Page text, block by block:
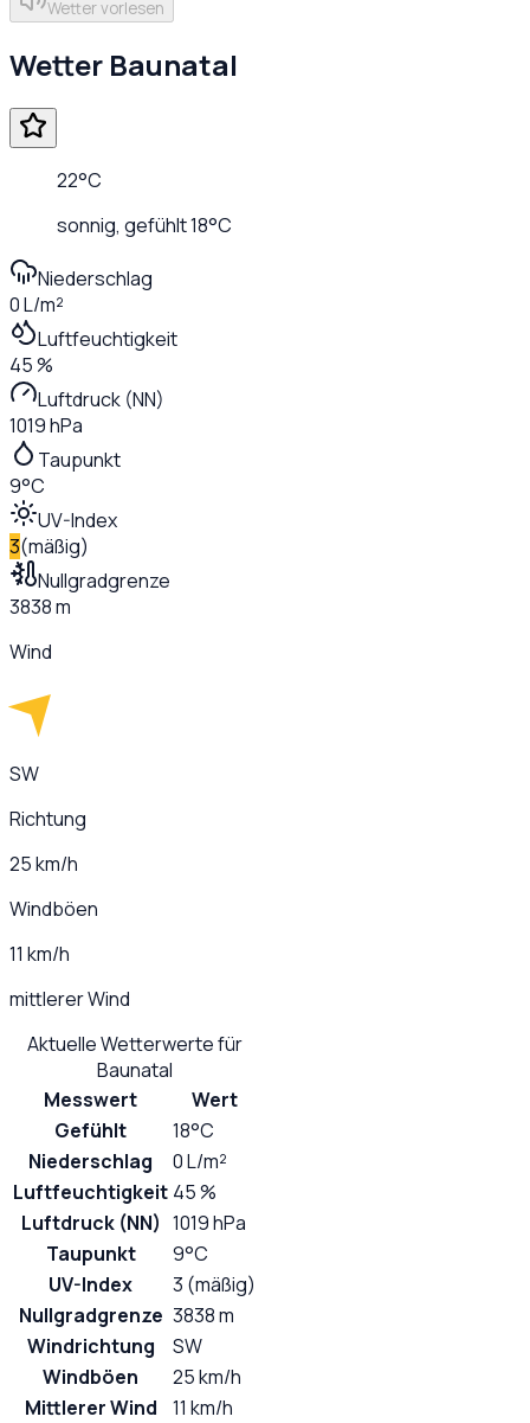
Wetter vorlesen
Wetter Baunatal
22°C
sonnig, gefühlt18°C
Niederschlag
0 L/m²
Luftfeuchtigkeit
45 %
Luftdruck (NN)
1019 hPa
Taupunkt
9°C
UV-Index
3(mäßig)
Nullgradgrenze
3838 m
Wind
SW
Richtung
25 km/h
Windböen
11 km/h
mittlerer Wind
Aktuelle Wetterwerte für
Baunatal
Messwert
Wert
Gefühlt
18°C
Niederschlag
0 L/m²
Luftfeuchtigkeit 45 %
Luftdruck (NN) 1019 hPa
Taupunkt
9°C
UV-Index
3 (mäßig)
Nullgradgrenze 3838 m
Windrichtung
SW
Windböen
25 km/h
Mittlerer Wind
11 km/h